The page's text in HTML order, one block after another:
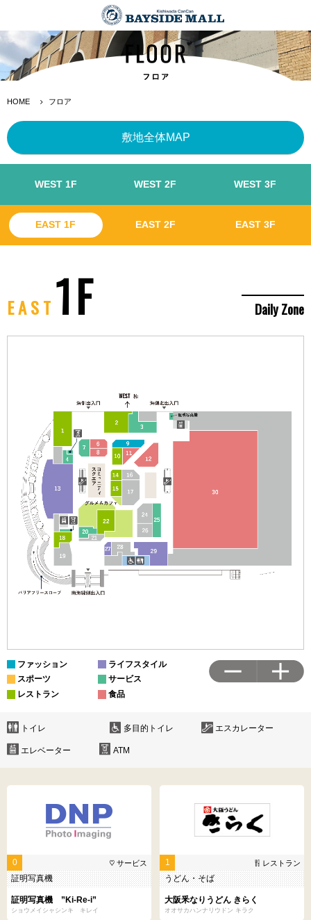
HOME フロア
敷地全体MAP
WEST 1F WEST 2F WEST 3F
EAST 1F EAST 2F EAST 3F
EAST 1F Daily Zone
ファッション
ライフスタイル
スポーツ
サービス
レストラン
食品
トイレ 多目的トイレ エスカレーター
エレベーター ATM
0 サービス
証明写真機
証明写真機 ”Ki-Re-i”
ショウメイシャシンキ キレイ
1 レストラン
うどん・そば
大阪釆なりうどん きらく
オオサカハンナリウドン キラク